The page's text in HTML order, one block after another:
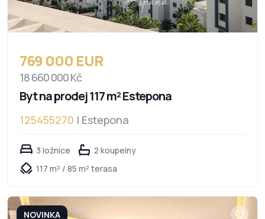
769 000 EUR
18 660 000 Kč
Byt na prodej 117 m² Estepona
125455270 | Estepona
3 ložnice
2 koupelny
117 m² / 85 m² terasa
NOVINKA